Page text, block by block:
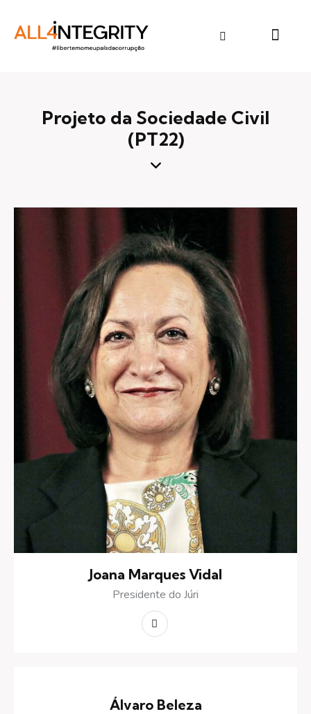
Projeto da Sociedade Civil
(PT22)
Joana Marques Vidal
Presidente do Júri
Álvaro Beleza